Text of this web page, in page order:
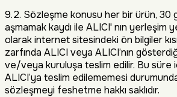
9.2. Sözleşme konusu her bir ürün, 30
aşmamak kaydı ile ALICI' nın yerleşim
olarak internet sitesindeki ön bilgiler
zarfında ALICI veya ALICI’nın
ve/veya kuruluşa teslim edilir. Bu süre
ALICI’ya teslim edilememesi
sözleşmeyi feshetme hakkı saklıdır.